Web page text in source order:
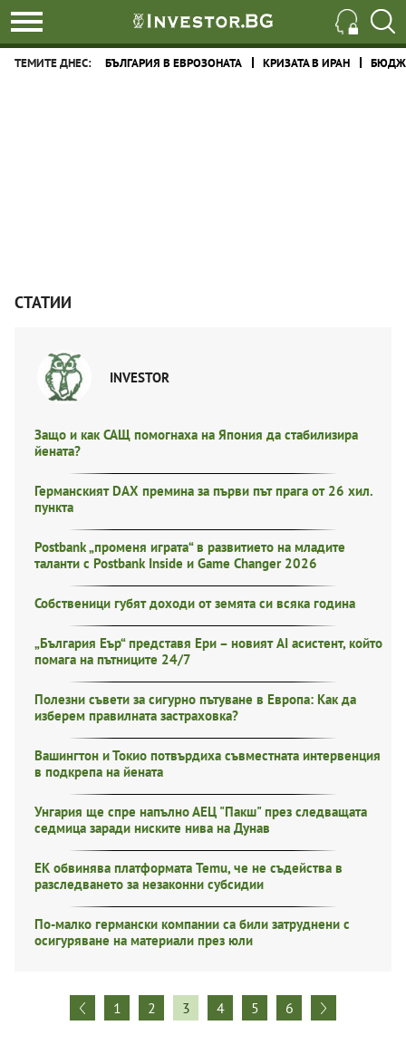
ТЕМИТЕ ДНЕС: БЪЛГАРИЯ В ЕВРОЗОНАТА КРИЗАТА В ИРАН
СТАТИИ
INVESTOR
Защо и как САЩ помогнаха на Япония да стабилизира
йената?
Германският DAX премина за първи път прага от 26 хил.
пункта
Postbank „променя играта“ в развитието на младите
таланти с Postbank Inside и Game Changer 2026
Собственици губят доходи от земята си всяка година
„България Еър“ представя Ери – новият AI асистент, който
помага на пътниците 24/7
Полезни съвети за сигурно пътуване в Европа: Как да
изберем правилната застраховка?
Вашингтон и Токио потвърдиха съвместната интервенция
в подкрепа на йената
Унгария ще спре напълно АЕЦ "Пакш" през следващата
седмица заради ниските нива на Дунав
ЕК обвинява платформата Temu, че не съдейства в
разследването за незаконни субсидии
По-малко германски компании са били затруднени с
осигуряване на материали през юли
1 2 3 4 5 6